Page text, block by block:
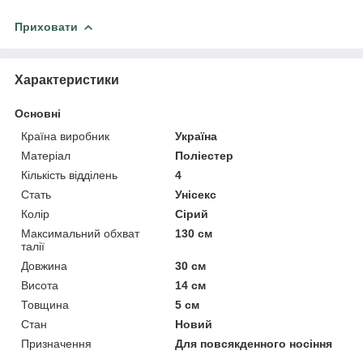
Приховати
Характеристики
Основні
Країна виробник
Україна
Матеріал
Поліестер
Кількість відділень
4
Стать
Унісекс
Колір
Сірий
Максимальний обхват
талії
130 см
Довжина
30 см
Висота
14 см
Товщина
5 см
Стан
Новий
Призначення
Для повсякденного носіння